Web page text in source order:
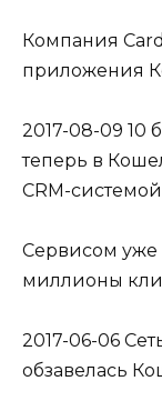
Компания
приложения
2017-08-09 10
теперь в
CRM-
Сервисом уже
миллионы
2017-06-06
обзавелась